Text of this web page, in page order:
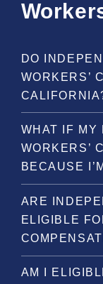
DO
WORKERS’
WHAT IF MY
WORKERS’
BECAUSE
ARE
ELIGIBLE
AM I